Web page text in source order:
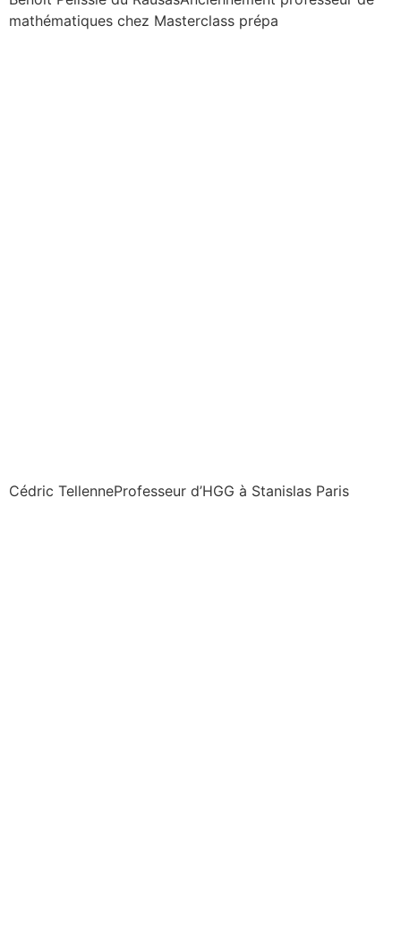
mathématiques chez Masterclass prépa
Cédric TellenneProfesseur d’HGG à Stanislas Paris